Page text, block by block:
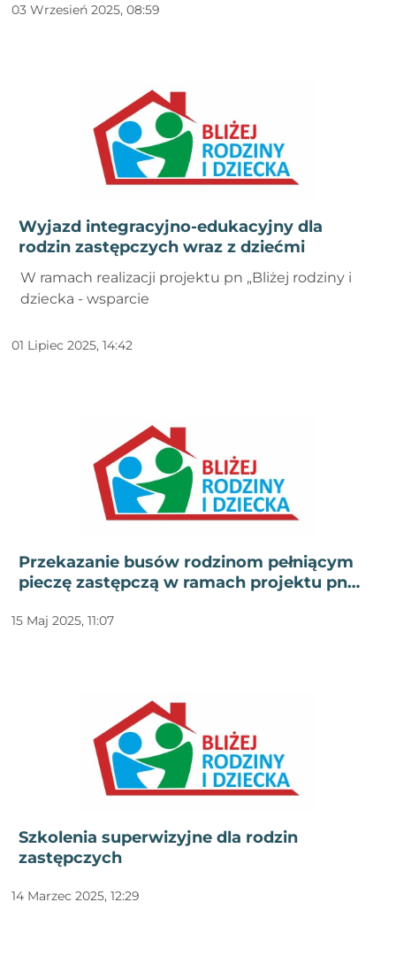
03 Wrzesień 2025, 08:59
Wyjazd integracyjno-edukacyjny dla
rodzin zastępczych wraz z dziećmi
W ramach realizacji projektu pn „Bliżej rodziny i
dziecka - wsparcie
01 Lipiec 2025, 14:42
Przekazanie busów rodzinom pełniącym
pieczę zastępczą w ramach projektu pn
przeżywających problemy opiekuńczo -
15 Maj 2025, 11:07
Szkolenia superwizyjne dla rodzin
zastępczych
14 Marzec 2025, 12:29